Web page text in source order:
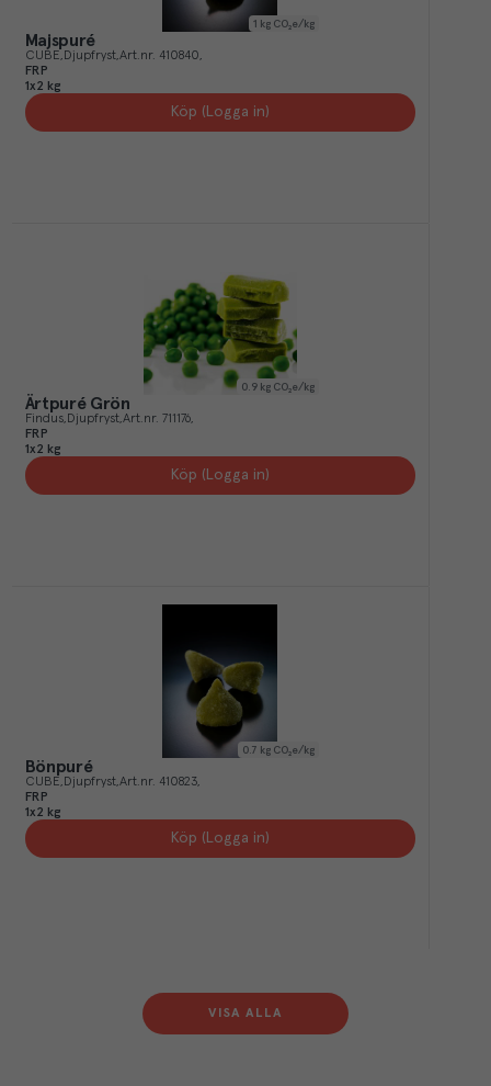
1 kg CO₂e/kg
Majspuré
CUBE Djupfryst Art.nr. 410840
FRP
1x2 kg
Köp (Logga in)
0.9 kg CO₂e/kg
Ärtpuré Grön
Findus Djupfryst Art.nr. 711176
FRP
1x2 kg
Köp (Logga in)
0.7 kg CO₂e/kg
Bönpuré
CUBE Djupfryst Art.nr. 410823
FRP
1x2 kg
Köp (Logga in)
VISA ALLA